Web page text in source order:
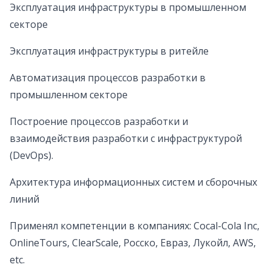
Эксплуатация инфраструктуры в промышленном
секторе
Эксплуатация инфраструктуры в ритейле
Автоматизация процессов разработки в
промышленном секторе
Построение процессов разработки и
взаимодействия разработки с инфраструктурой
(DevOps).
Архитектура информационных систем и сборочных
линий
Применял компетенции в компаниях: Cocal-Cola Inc,
OnlineTours, ClearScale, Росско, Евраз, Лукойл, AWS,
etc.